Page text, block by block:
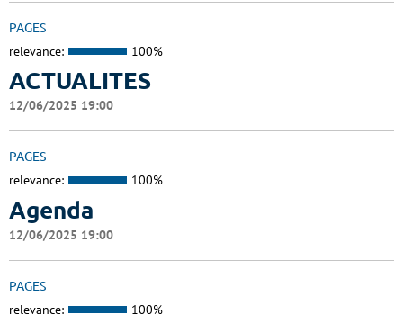
PAGES
relevance: 100%
ACTUALITES
12/06/2025 19:00
PAGES
relevance: 100%
Agenda
12/06/2025 19:00
PAGES
relevance: 100%